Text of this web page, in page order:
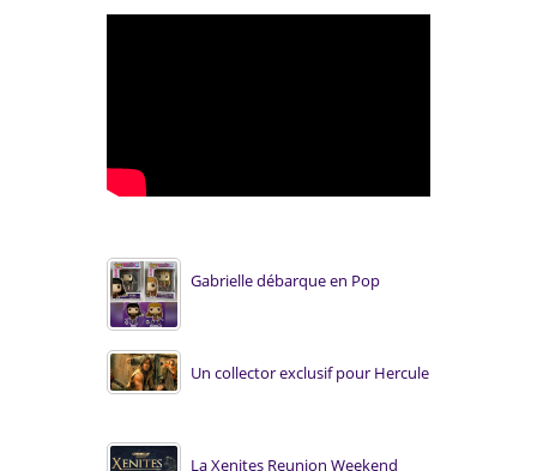
Gabrielle débarque en Pop
Un collector exclusif pour Hercule
La Xenites Reunion Weekend